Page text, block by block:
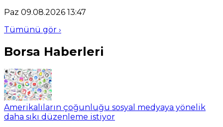
Paz 09.08.2026 13:47
Tümünü gör ›
Borsa Haberleri
Amerikalıların çoğunluğu sosyal medyaya yönelik
daha sıkı düzenleme istiyor